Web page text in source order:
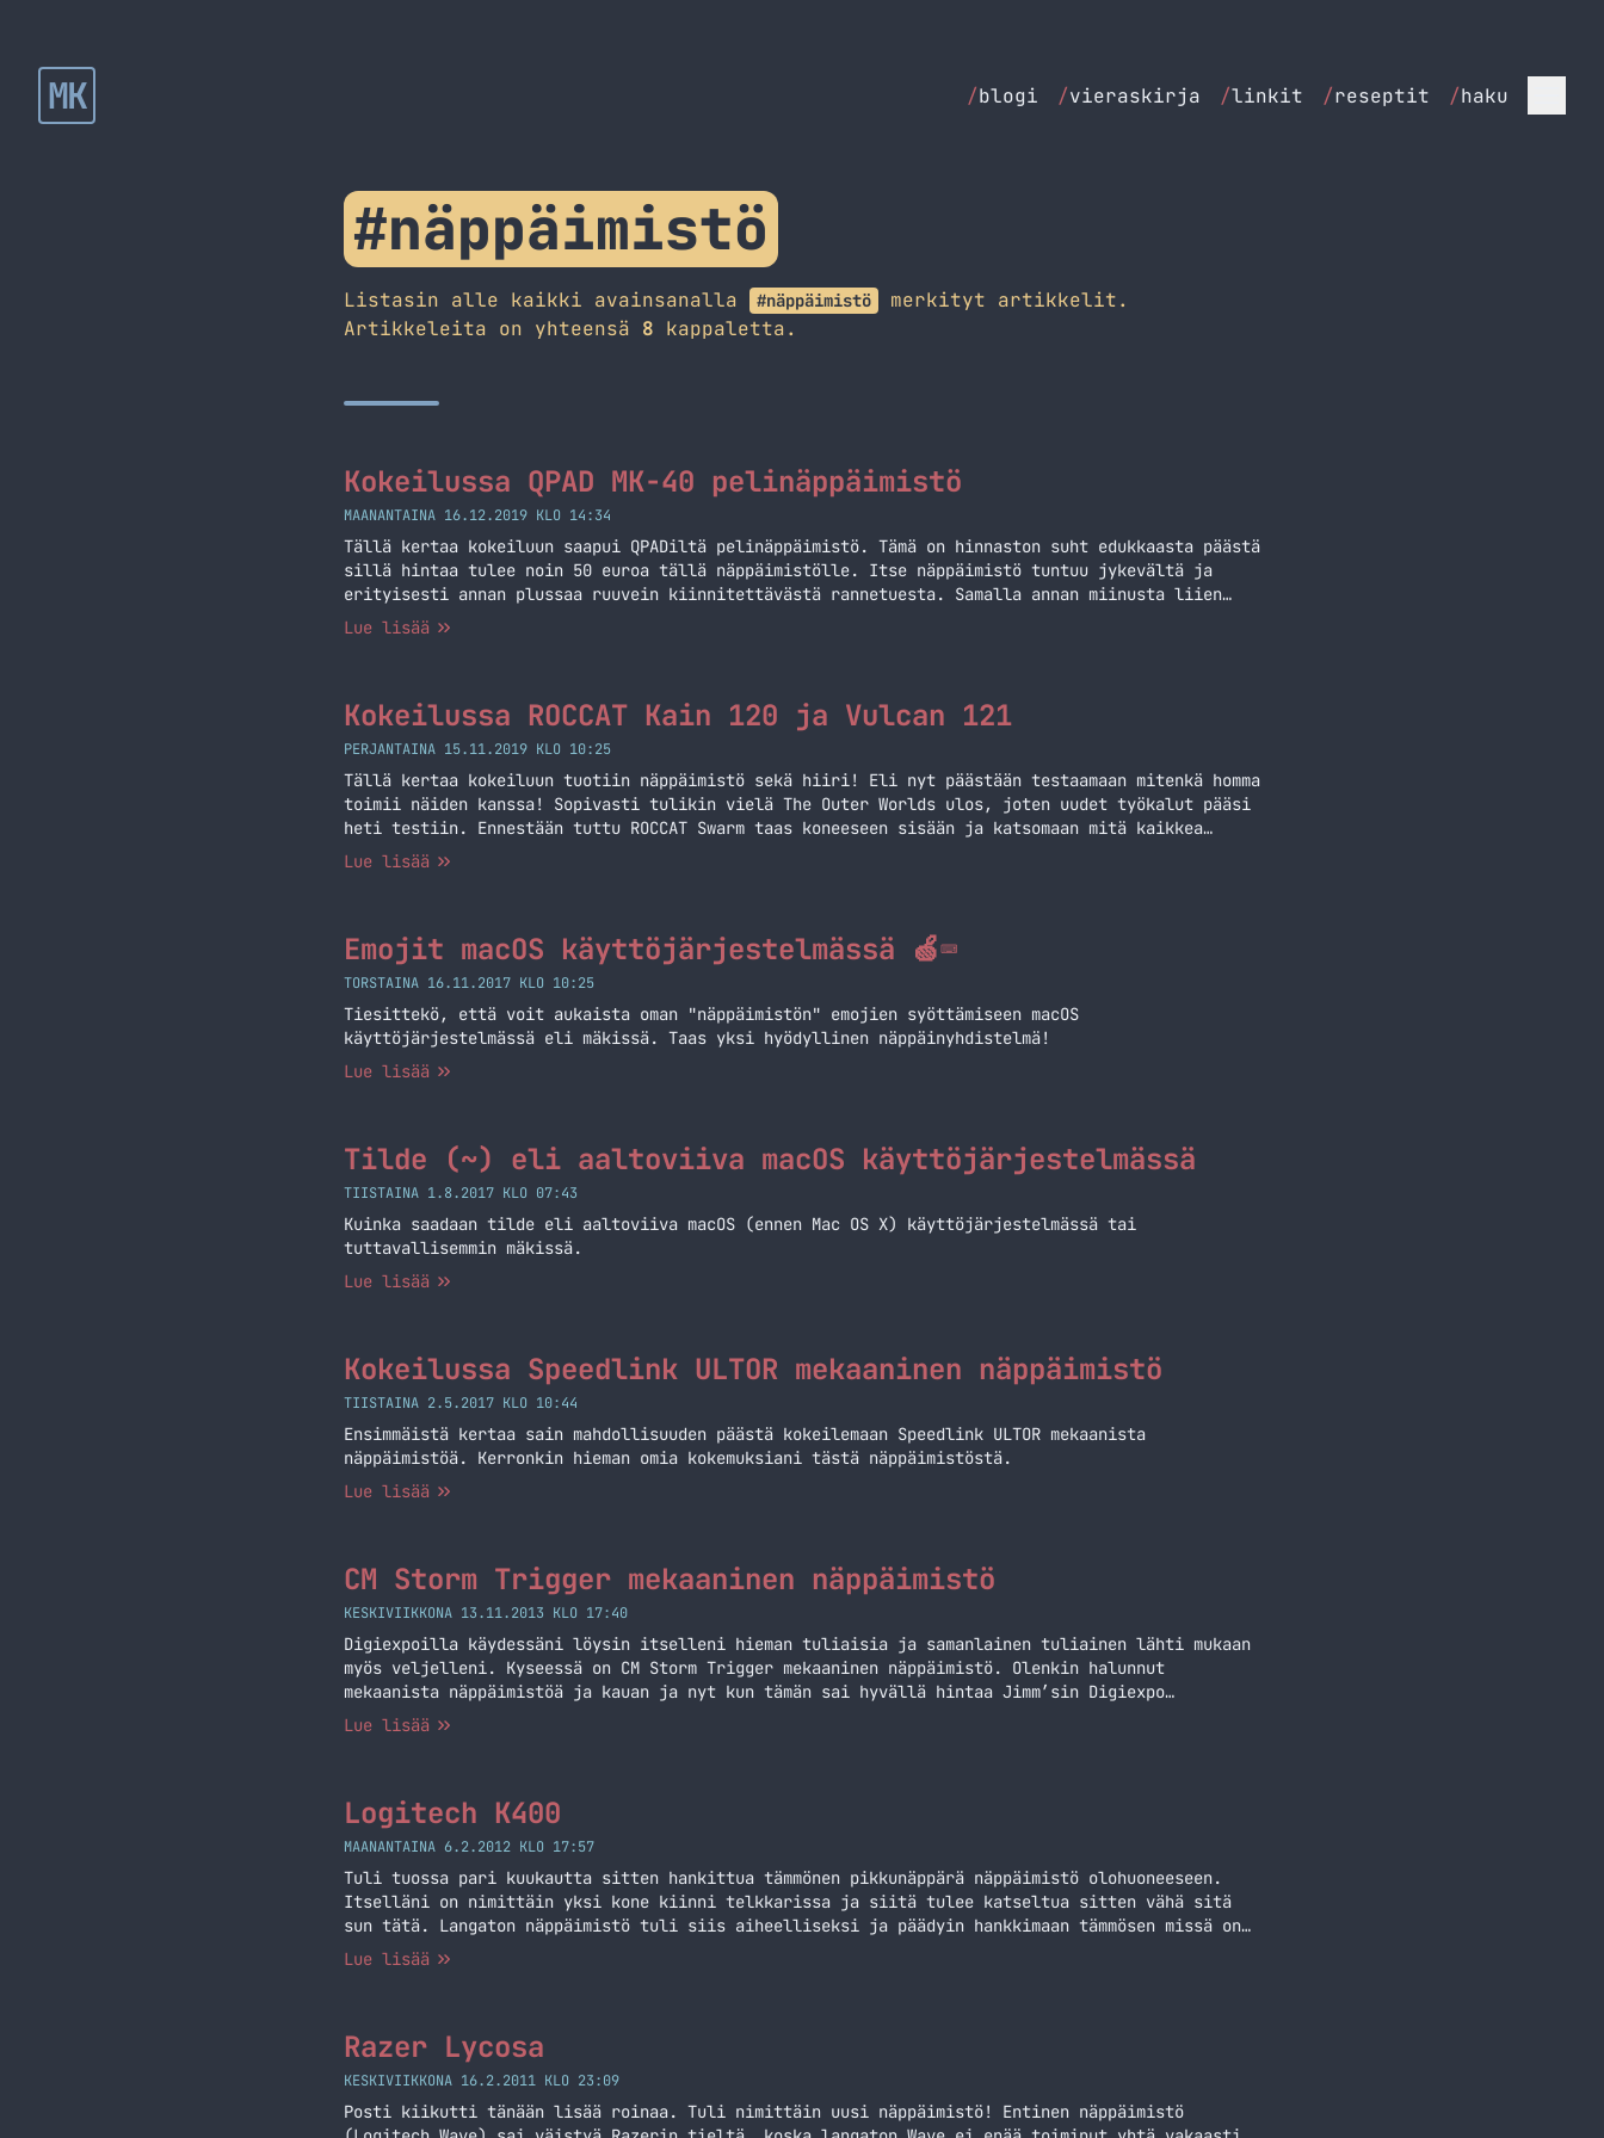
MK /blogi /vieraskirja /linkit /reseptit /haku
#näppäimistö
Listasin alle kaikki avainsanalla #näppäimistö
merkityt artikkelit.
Artikkeleita on yhteensä 8 kappaletta.
Kokeilussa QPAD MK-40 pelinäppäimistö
MAANANTAINA 16.12.2019 KLO 14:34
Tällä kertaa kokeiluun saapui QPADiltä pelinäppäimistö. Tämä on hinnaston suht edukkaasta päästä
sillä hintaa tulee noin 50 euroa tällä näppäimistölle. Itse näppäimistö tuntuu jykevältä ja
erityisesti annan plussaa ruuvein kiinnitettävästä rannetuesta. Samalla annan miinusta liien
lyhyestä rannetuesta omaan makuun sillä voisi olla hieman pidempi. Rannetukea ei ole toki pakko
Lue lisää
Kokeilussa ROCCAT Kain 120 ja Vulcan 121
PERJANTAINA 15.11.2019 KLO 10:25
Tällä kertaa kokeiluun tuotiin näppäimistö sekä hiiri! Eli nyt päästään testaamaan mitenkä homma
toimii näiden kanssa! Sopivasti tulikin vielä The Outer Worlds ulos, joten uudet työkalut pääsi
heti testiin. Ennestään tuttu ROCCAT Swarm taas koneeseen sisään ja katsomaan mitä kaikkea
pystyykään säätämään. Oikeastaan taas kaikkea peruskauraa voi säätää molemmissa ja hiiressä DPI
Lue lisää
Emojit macOS käyttöjärjestelmässä 🍏⌨
TORSTAINA 16.11.2017 KLO 10:25
Tiesittekö, että voit aukaista oman "näppäimistön" emojien syöttämiseen macOS
käyttöjärjestelmässä eli mäkissä. Taas yksi hyödyllinen näppäinyhdistelmä!
Lue lisää
Tilde (~) eli aaltoviiva macOS käyttöjärjestelmässä
TIISTAINA 1.8.2017 KLO 07:43
Kuinka saadaan tilde eli aaltoviiva macOS (ennen Mac OS X) käyttöjärjestelmässä tai
tuttavallisemmin mäkissä.
Lue lisää
Kokeilussa Speedlink ULTOR mekaaninen näppäimistö
TIISTAINA 2.5.2017 KLO 10:44
Ensimmäistä kertaa sain mahdollisuuden päästä kokeilemaan Speedlink ULTOR mekaanista
näppäimistöä. Kerronkin hieman omia kokemuksiani tästä näppäimistöstä.
Lue lisää
CM Storm Trigger mekaaninen näppäimistö
KESKIVIIKKONA 13.11.2013 KLO 17:40
Digiexpoilla käydessäni löysin itselleni hieman tuliaisia ja samanlainen tuliainen lähti mukaan
myös veljelleni. Kyseessä on CM Storm Trigger mekaaninen näppäimistö. Olenkin halunnut
mekaanista näppäimistöä ja kauan ja nyt kun tämän sai hyvällä hintaa Jimm’sin Digiexpo
tarjouksena niin pitihän se kopata. Mekaanisissa näppäimistöissähän on omat kytkimet joka
Lue lisää
Logitech K400
MAANANTAINA 6.2.2012 KLO 17:57
Tuli tuossa pari kuukautta sitten hankittua tämmönen pikkunäppärä näppäimistö olohuoneeseen.
Itselläni on nimittäin yksi kone kiinni telkkarissa ja siitä tulee katseltua sitten vähä sitä
sun tätä. Langaton näppäimistö tuli siis aiheelliseksi ja päädyin hankkimaan tämmösen missä on
näppis ja touchpadi samassa. Logitechin K400 käyttää Unifying vastaanotinta joten kaikki muut
Lue lisää
Razer Lycosa
KESKIVIIKKONA 16.2.2011 KLO 23:09
Posti kiikutti tänään lisää roinaa. Tuli nimittäin uusi näppäimistö! Entinen näppäimistö